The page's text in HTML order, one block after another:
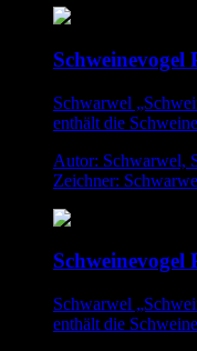
Schweinevogel
Schwarwel
enthält die
Autor: Schwarwel,
Zeichner:
Schweinevogel
Schwarwel
enthält die